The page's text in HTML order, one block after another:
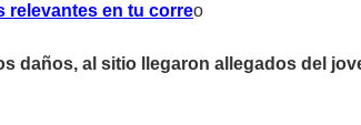
relevantes en tu correo
daños, al sitio llegaron allegados del